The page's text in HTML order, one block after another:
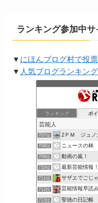
ランキング参加中サ
▼ にほんブログ村で投
▼ 人気ブログランキン
ランキング ポ
707位 2ＰＭ ジュノ
708位 ニュースの林
709位 動画の嵐！
710位 最新芸能情報！
711位 サザエでごじ
712位 芸能情報早読
713位 聖徳の日記帳